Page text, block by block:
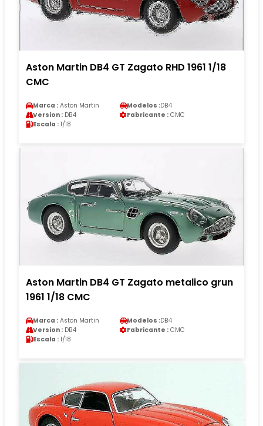
Aston Martin DB4 GT Zagato RHD 1961 1/18
CMC
Marca : Aston Martin Modelos :DB4
Version : DB4 Fabricante : CMC
Escala : 1/18
Aston Martin DB4 GT Zagato metalico grun
1961 1/18 CMC
Marca : Aston Martin Modelos :DB4
Version : DB4 Fabricante : CMC
Escala : 1/18